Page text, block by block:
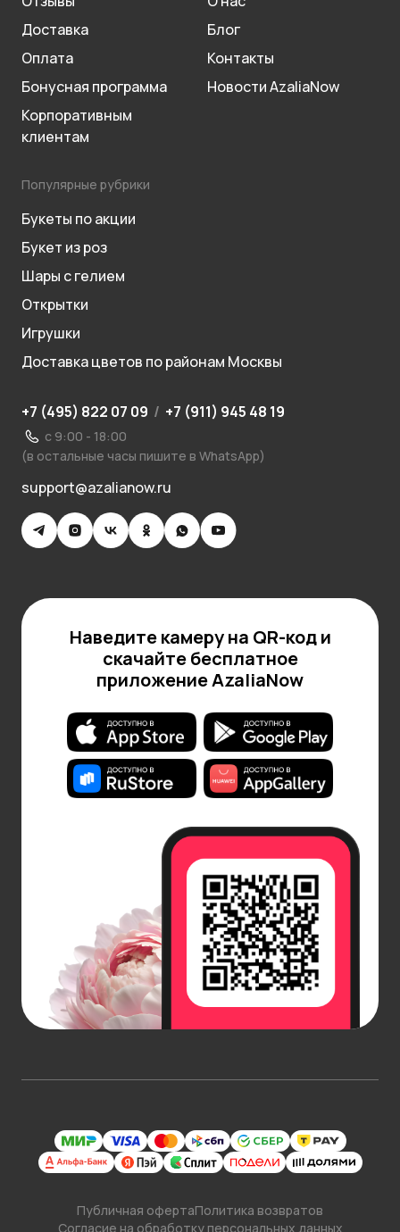
Доставка
Оплата
Бонусная программа
Корпоративным
клиентам
Блог
Контакты
Новости AzaliaNow
Популярные рубрики
Букеты по акции
Букет из роз
Шары с гелием
Открытки
Игрушки
Доставка цветов по районам Москвы
+7 (495) 822 07 09 / +7 (911) 945 48 19
с 9:00 - 18:00
(в остальные часы пишите в WhatsApp)
support@azalianow.ru
Наведите камеру на QR-код и
скачайте бесплатное
приложение AzaliaNow
Публичная офертаПолитика возвратов
Согласие на обработку персональных данных